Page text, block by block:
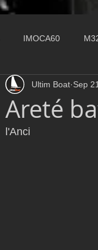
IMOCA60
D35 Farr 280
Class Rhum
Areté
Ultim Boat Sep
l'Anci